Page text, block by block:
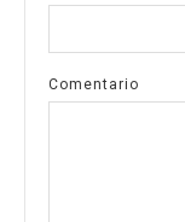
Comentario